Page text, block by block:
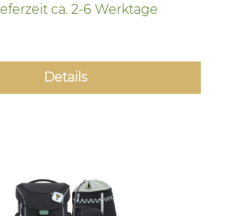
ca. 2-6 Werktage
Details